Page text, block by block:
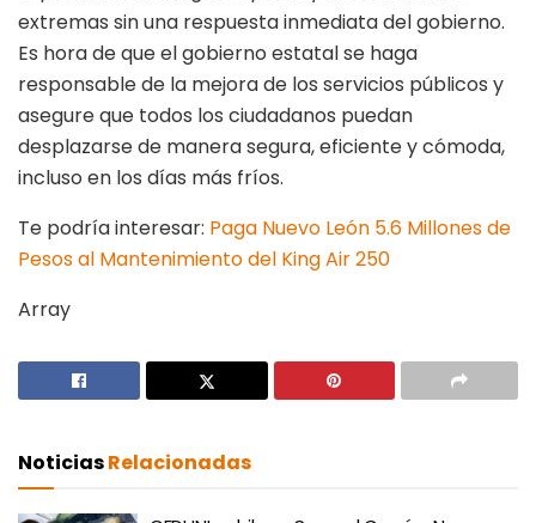
extremas sin una respuesta inmediata del gobierno.
Es hora de que el gobierno estatal se haga
responsable de la mejora de los servicios públicos y
asegure que todos los ciudadanos puedan
desplazarse de manera segura, eficiente y cómoda,
incluso en los días más fríos.
Te podría interesar: Paga Nuevo León 5.6 Millones de
Pesos al Mantenimiento del King Air 250
Array
NoticiasRelacionadas